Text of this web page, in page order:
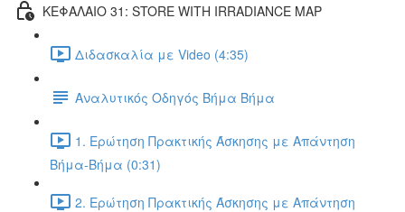
ΚΕΦΑΛΑΙΟ 31: STORE WITH IRRADIANCE MAP
Διδασκαλία με Video (4:35)
Αναλυτικός Οδηγός Βήμα Βήμα
1. Ερώτηση Πρακτικής Άσκησης με Απάντηση
Βήμα-Βήμα (0:31)
2. Ερώτηση Πρακτικής Άσκησης με Απάντηση